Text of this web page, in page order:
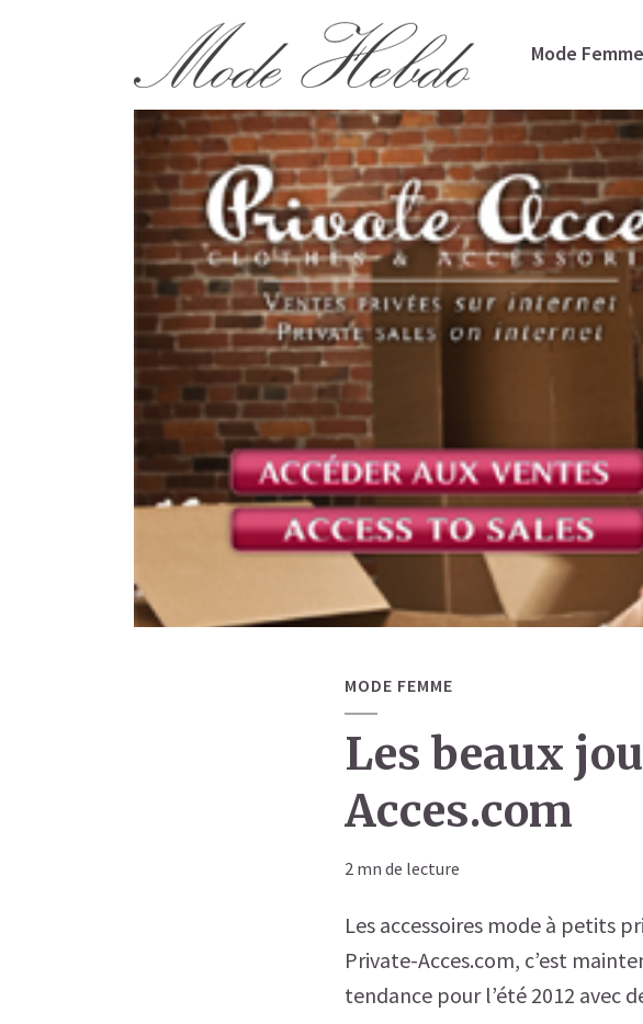
Mode Femme
MODE FEMME
Les beaux
Acces.com
2 mn de lecture
Les accessoires mode à petits
Private-Acces.com, c’est
tendance pour l’été 2012 avec